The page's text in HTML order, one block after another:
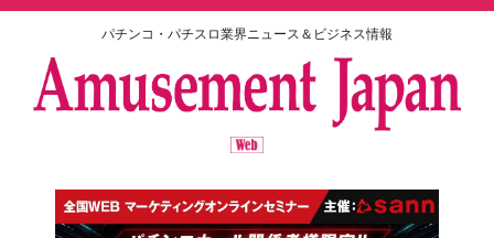
パチンコ・パチスロ業界ニュース＆ビジネス情報